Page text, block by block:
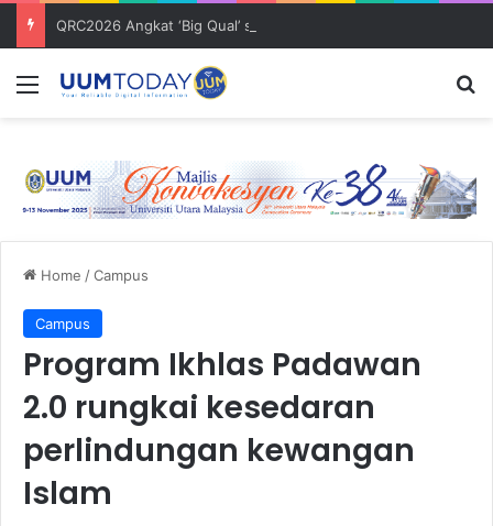
Menu
Home /Campus
Campus
Program Ikhlas Padawan
2.0 rungkai kesedaran
perlindungan kewangan
Islam